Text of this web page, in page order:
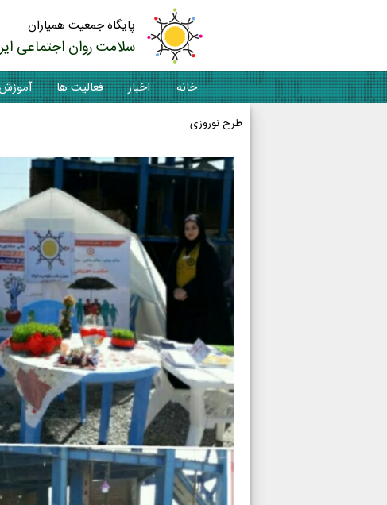
پایگاه جمعیت همیاران
سلامت روان اجتماعی
خانه اخبار فعالیت ها
طرح نوروزی